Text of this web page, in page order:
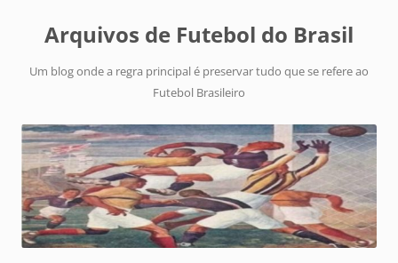
Arquivos de Futebol do Brasil
Um blog onde a regra principal é preservar tudo que se refere ao
Futebol Brasileiro